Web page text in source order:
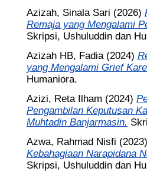
Azizah, Sinala Sari (2026)
Remaja yang Mengalami
Skripsi, Ushuluddin dan
Azizah HB, Fadia(2024)
yang Mengalami Grief
Humaniora.
Azizi, Reta Ilham (2024)
Pengambilan Keputusan
Muhtadin Banjarmasin.
Azwa, Rahmad Nisfi
Kebahagiaan Narapidana
Skripsi, Ushuluddin dan